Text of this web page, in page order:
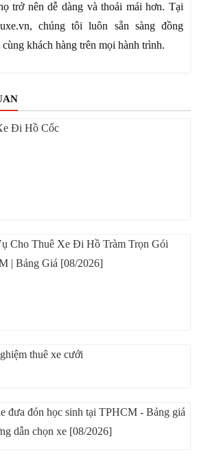
trở nên dễ dàng và thoải mái hơn. Tại
chúng tôi luôn sẵn sàng đồng
cùng khách hàng trên mọi hành trình.
Đi Hồ Cốc
Cho Thuê Xe Đi Hồ Tràm Trọn Gói
| Bảng Giá [08/2026]
thuê xe cưới
đưa đón học sinh tại TPHCM - Bảng giá
dẫn chọn xe [08/2026]